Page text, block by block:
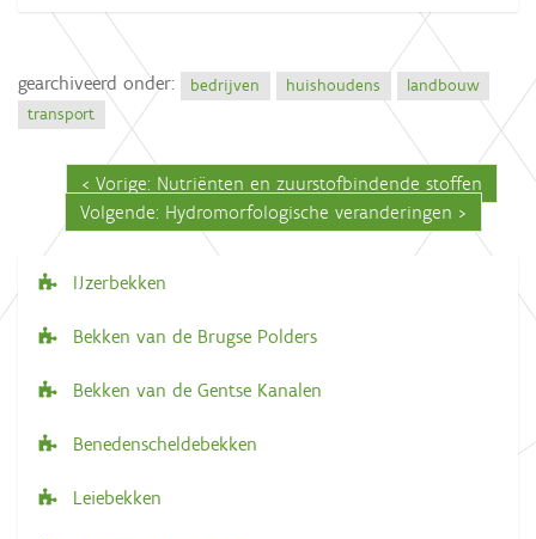
gearchiveerd onder: bedrijven huishoudens
landbouw
transport
Vorige: Nutriënten en zuurstofbindende stoffen
Volgende: Hydromorfologische veranderingen
N
a
i
g
t
IJzerbekken
Bekken van de Brugse Polders
Bekken van de Gentse Kanalen
Benedenscheldebekken
Leiebekken